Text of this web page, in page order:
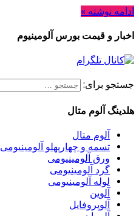
ادامه نوشته »
اخبار و قیمت بورس آلومینیوم
جستجو برای:
هلدینگ آلوم متال
آلوم متال
تسمه و چهارپهلو آلومینیومی
ورق آلومینیومی
گرد آلومینیومی
لوله آلومینیومی
آلوین
آلوپروفایل